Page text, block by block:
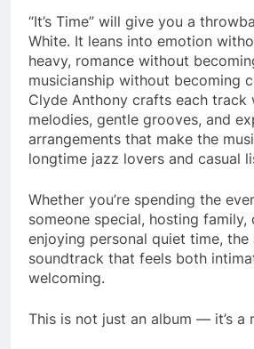
“It’s Time” will give you a
White. It leans into emotion
heavy, romance without
musicianship without becoming
Clyde Anthony crafts each track
melodies, gentle grooves, and
arrangements that make the
longtime jazz lovers and casual
Whether you’re spending the
someone special, hosting family,
enjoying personal quiet time, the
soundtrack that feels both
welcoming.
This is not just an album — it’s a